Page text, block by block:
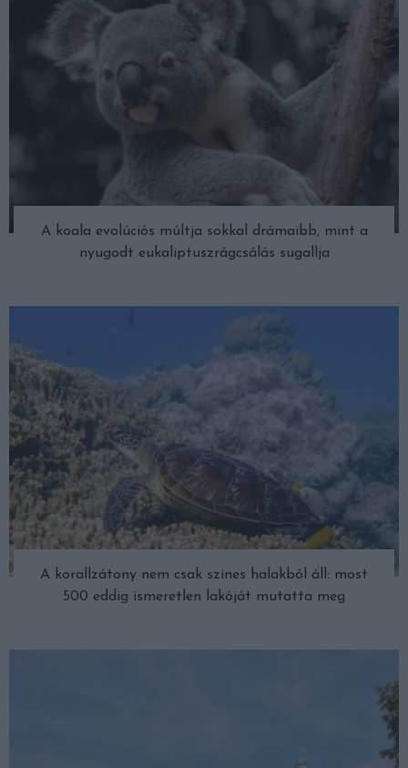
A koala evolúciós múltja sokkal drámaibb, mint a
nyugodt eukaliptuszrágcsálás sugallja
A korallzátony nem csak színes halakból áll: most
500 eddig ismeretlen lakóját mutatta meg